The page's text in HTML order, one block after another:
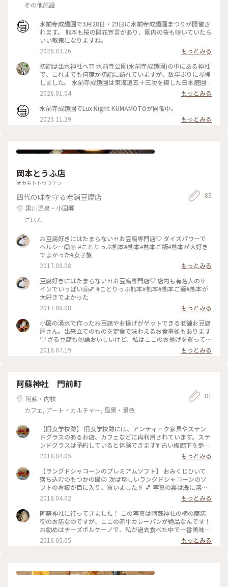
その他施設
水前寺成趣園で3月28日・29日に水前寺成趣園まつりが開催さ
れます。 熊本も桜の開花宣言があり、園内の桜も咲いていたら
いい散策になりますね。
2026.03.26
もっとみる
初詣は出水神社へ⛩️ 水前寺公園(水前寺成趣園)の中にある神社
で、これまでも何度か初詣に訪れていますが、数年ぶりに参拝
しました。 水前寺成趣園は東海道五十三次を模した日本庭園
で、池の水は地下から湧き出ています。地下水が豊富な熊本ら
しい公園です。 そんな水の出ずる神社、出水神社は無病息災・
長寿などにご利益があるそうで、私も今年1年、健康に過ごせ
るように決意表明してきました。 ・ 1枚目は境内の木の洞にな
ぜかひっそりと鎮座していた小さなアヒルちゃんたち。みんな
した。 ※水前寺公園は通常400円の入園料がかかりますが、お
詣 #水前寺公園 #水前寺成趣園 #水前寺 #熊本 #開運旅
2026.01.04
もっとみる
水前寺成趣園でLux Night KUMAMOTOが開催中。
2025.11.29
もっとみる
岡本とうふ店
オカモトトウフテン
四代の味を守る老舗豆腐店
黒川温泉・小国郷
ごはん
85
お豆腐好きにはたまらない🍴お豆腐専門店♡ ダイズパワーで
ヘルシー🙆🏼 #ことりっぷ熊本#熊本#熊本ご飯#熊本が大好き
でよかった#女子旅
2017.08.08
もっとみる
豆腐好きにはたまらない🍴お豆腐専門店♡ 店内も有名人のサ
インでいっぱい🤗💕 #ことりっぷ熊本#熊本#熊本ご飯#熊本が
大好きでよかった
2017.08.08
もっとみる
小国の湧水で作ったお豆腐やお揚げがゲットできる老舗お豆腐
屋さん。出来立てのものを定食で味わえるお食事処もあります
♡ ざる豆腐も勿論おいしいけど、私はここのお揚げを買って帰
って炙ってお醤油かけて食べるのが好き〜！ お土産には豆乳
羊羹がオススメです( ´艸｀) #明治創業#小国#とうふ定食#ヘル
2016.07.19 もっとみる
阿蘇神社 門前町
阿蘇・内牧
カフェ, アート・カルチャー, 風景・景色
81
【旧女学校跡】 旧女学校跡には、アンティーク家具やステン
ドグラスのあるお店、カフェなどに再利用されています。ステ
ンドグラスは予約していると体験できます❣️ 古い板廊下を歩く
とミシミシと音がします💦 でも、その音がまた素晴らしい！
かなり古い造りの木造校舎ですが、趣きのある女子が好きそう
なお洒落スポットです✨✨ #ことりっぷ熊本 #熊本地震復興 #ス
テンドグラス#旧女学校跡
2018.04.05
もっとみる
【ラングドシャコーンのプレミアムソフト】 おみくじひいて
落ち込むのもつかの間😜 次は珍しいラングドシャコーンのソ
フトの看板が目に入り、買いました🍦 💕 写真の裏は既に溶け
てますよ～ そしてラングドシャコーンの言葉に騙され(笑）買
ったはいいが、ひと口かじると[グシャグシャ]と崩れ落ち、ソ
フトは溶けるし、急いで口の中へ😰😫😖 味わう暇なしでした
ーっ💦 #ことりっぷ熊本 #熊本地震復興 #ラングドシャコーン
のソフト
2018.04.02
もっとみる
阿蘇神社に行ってきました！ この写真は阿蘇神社の横の商店
街のお店なのですが、ここの赤牛カレーパンが絶品なんです！
お勧めはチーズボルケーノで、私が過去食べた中で一番美味し
いカレーパンです！！ #阿蘇神社 #カフェ部 #わたしの街 #カ
レーパン
2016.05.05 もっとみる